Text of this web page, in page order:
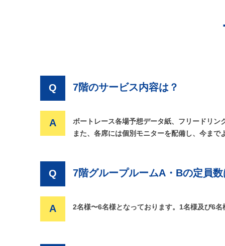
Q 7階のサービス内容は？
A
ボートレース各場予想データ紙、フリードリン
また、各席には個別モニターを配備し、今ま
Q 7階グループルームA・Bの定員
A 2名様〜6名様となっております。1名様及び6